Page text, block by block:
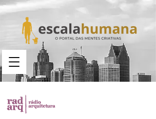
Busca no portal